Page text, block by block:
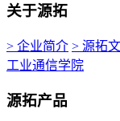
关于源拓
> 企业简介 > 源拓
工业通信学院
源拓产品